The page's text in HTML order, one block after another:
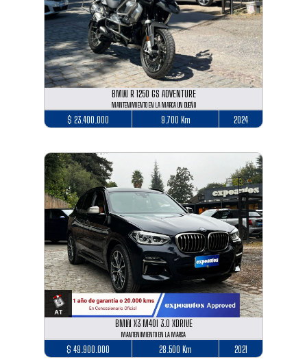
BMW R 1250 GS ADVENTURE
MANTENIMIENTO EN LA MARCA UN DUEÑO
$ 23.400.000 9.700 Km 2024
BMW X3 M40I 3.0 XDRIVE
MANTENIMIENTO EN LA MARCA
$ 49.900.000 28.500 Km 2021